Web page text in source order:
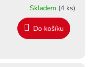
Skladem (4 ks)
Do košíku